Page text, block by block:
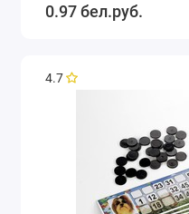
0.97 бел.руб.
4.7